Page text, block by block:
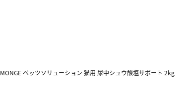
MONGE ベッツソリューション 猫用 尿中シュウ酸塩サポート 2kg